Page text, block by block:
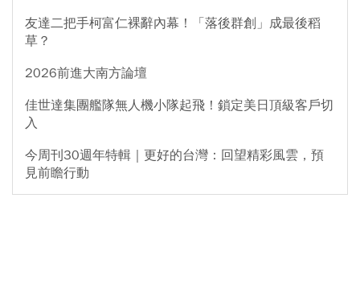
友達二把手柯富仁裸辭內幕！「落後群創」成最後稻
草？
2026前進大南方論壇
佳世達集團艦隊無人機小隊起飛！鎖定美日頂級客戶切
入
今周刊30週年特輯｜更好的台灣：回望精彩風雲，預
見前瞻行動